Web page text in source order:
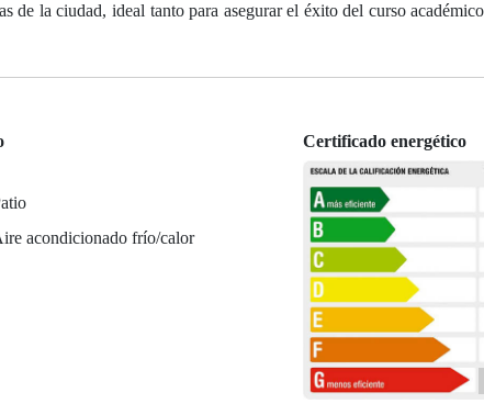
de la ciudad, ideal tanto para asegurar el éxito del curso
acondicionado frío/calor
Certificado energético